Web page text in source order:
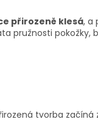
přirozeně klesá, a
pružnosti pokožky,
tvorba začíná